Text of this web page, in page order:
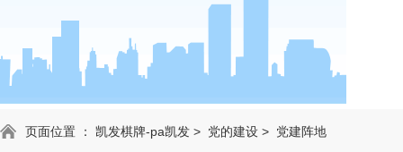
页面位置 ： 凯发棋牌-pa凯发 > 党的建设 > 党建阵地